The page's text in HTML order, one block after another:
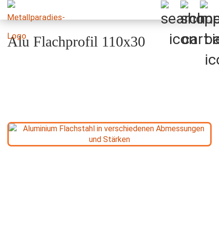
Alu Flachprofil 110x30